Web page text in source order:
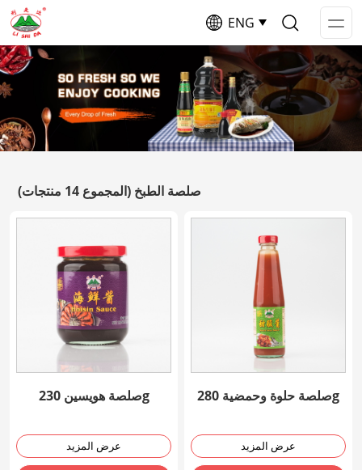
ENG
صلصة الطبخ (المجموع 14 منتجات)
صلصة هويسين 230g
عرض المزيد
صلصة حلوة وحمضية 280g
عرض المزيد